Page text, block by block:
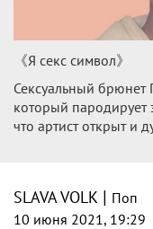
《Я секс символ》
Сексуальный брюнет
который пародирует
что артист открыт и
SLAVA VOLK | Поп
10 июня 2021, 19:29